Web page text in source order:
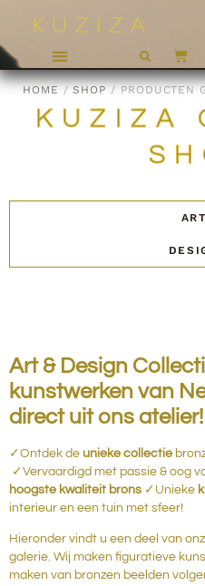
HOME /SHOP / PRODUCTEN
KUZIZA
ART
Art & Design
kunstwerken van
direct uit ons atelier!
✓Ontdek de unieke collectie
✓Vervaardigd met passie & oog
hoogste kwaliteit brons ✓Unieke
interieur en een tuin met sfeer!
Hieronder vindt u een deel van
galerie. Wij maken figuratieve
maken van bronzen beelden